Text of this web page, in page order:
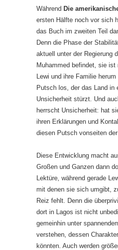
Während Die
ersten Hälfte noch vor sich
das Buch im zweiten Teil
Denn die Phase der
aktuell unter der Regierung
Muhammed befindet, sie ist
Lewi und ihre Familie
Putsch los, der das Land in
Unsicherheit stürzt. Und
herrscht Unsicherheit: hat
ihren Erklärungen und
diesen Putsch vonseiten
Diese Entwicklung macht
Großen und Ganzen dann
Lektüre, während gerade
mit denen sie sich umgibt,
Reiz fehlt. Denn die
dort in Lagos ist nicht
gemeinhin unter
verstehen, dessen
könnten. Auch werden